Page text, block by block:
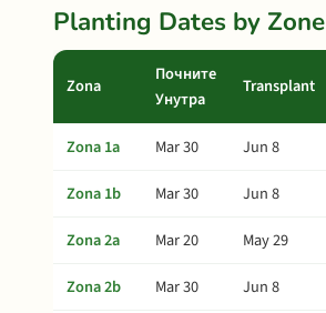
Planting Dates by Zone
Zona
Почните
Унутра
Transplant
Zona 1a Mar 30 Jun 8
Zona 1b
Mar 30 Jun 8
Zona 2a
Mar 20 May 29
Zona 2b
Mar 30 Jun 8